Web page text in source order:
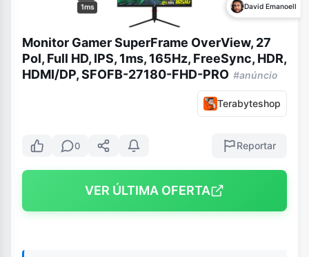
1ms
David Emanoell
Monitor Gamer SuperFrame OverView, 27
Pol, Full HD, IPS, 1ms, 165Hz, FreeSync, HDR,
HDMI/DP, SFOFB-27180-FHD-PRO #anúncio
Terabyteshop
0 Reportar
VER ÚLTIMA OFERTA